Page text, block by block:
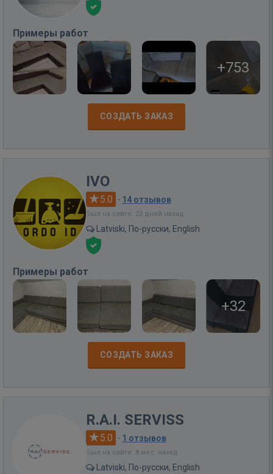
Примеры работ
+753
СОЗДАТЬ ЗАКАЗ
IVO
5.0 · 14 отзывов
Был на сайте: 22 дней назад
Latviski, По-русски, English
Примеры работ
+32
СОЗДАТЬ ЗАКАЗ
R.A.I. SERVISS
5.0 · 1 отзывов
Был на сайте: 8 мес. назад
Latviski, По-русски, English